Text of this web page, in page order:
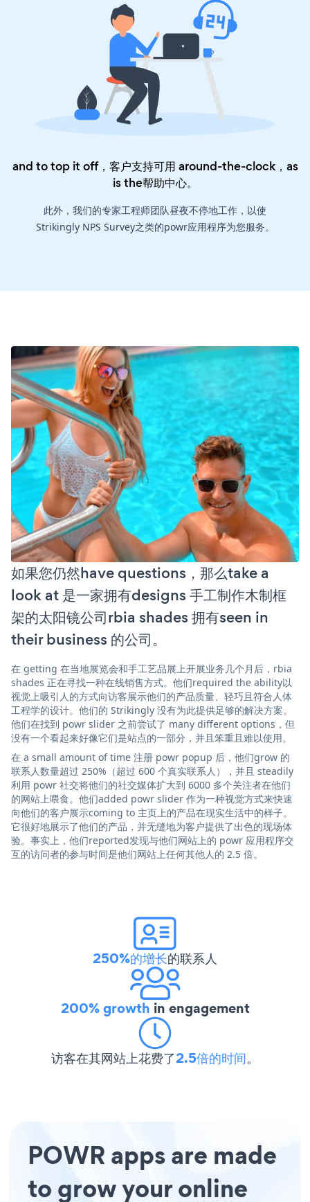
and to top it off，客户支持可用 around-the-clock，as
is the帮助中心。
此外，我们的专家工程师团队昼夜不停地工作，以使
Strikingly NPS Survey之类的powr应用程序为您服务。
如果您仍然have questions，那么take a
look at 是一家拥有designs 手工制作木制框
架的太阳镜公司rbia shades 拥有seen in
their business 的公司。
在 getting 在当地展览会和手工艺品展上开展业务几个月后，rbia
shades 正在寻找一种在线销售方式。他们required the ability以
视觉上吸引人的方式向访客展示他们的产品质量、轻巧且符合人体
工程学的设计。他们的 Strikingly 没有为此提供足够的解决方案。
他们在找到 powr slider 之前尝试了 many different options，但
没有一个看起来好像它们是站点的一部分，并且笨重且难以使用。
在 a small amount of time 注册 powr popup 后，他们grow 的
联系人数量超过 250%（超过 600 个真实联系人），并且 steadily
利用 powr 社交将他们的社交媒体扩大到 6000 多个关注者在他们
的网站上喂食。他们added powr slider 作为一种视觉方式来快速
向他们的客户展示coming to 主页上的产品在现实生活中的样子。
它很好地展示了他们的产品，并无缝地为客户提供了出色的现场体
验。事实上，他们reported发现与他们网站上的 powr 应用程序交
互的访问者的参与时间是他们网站上任何其他人的 2.5 倍。
250%的增长的联系人
200% growth in engagement
访客在其网站上花费了2.5倍的时间。
POWR apps are made
to grow your online